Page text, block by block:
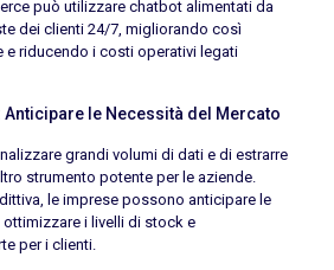
può utilizzare chatbot alimentati da
dei clienti 24/7, migliorando così
e riducendo i costi operativi legati
le Necessità del Mercato
grandi volumi di dati e di estrarre
strumento potente per le aziende.
le imprese possono anticipare le
i livelli di stock e
per i clienti.